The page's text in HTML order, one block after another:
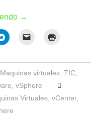
→
Maquinas virtuales, TIC,
,vSphere
Virtuales ,vCenter,